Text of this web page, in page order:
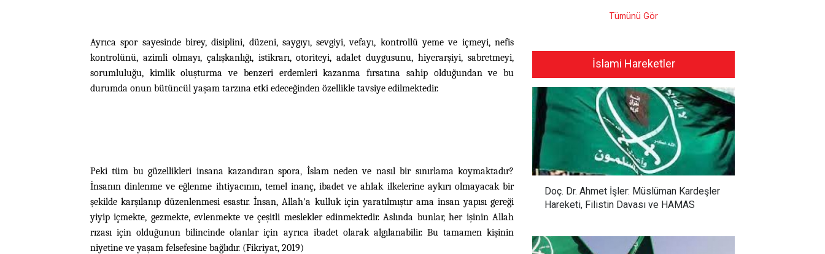
Ayrıca spor sayesinde birey, disiplini, düzeni, saygıyı, sevgiyi, vefayı, kontrollü yeme ve içmeyi, nefis
kontrolünü, azimli olmayı, çalışkanlığı, istikrarı, otoriteyi, adalet duygusunu, hiyerarşiyi, sabretmeyi,
sorumluluğu, kimlik oluşturma ve benzeri erdemleri kazanma fırsatına sahip olduğundan ve bu
durumda onun bütüncül yaşam tarzına etki edeceğinden özellikle tavsiye edilmektedir.
Peki tüm bu güzellikleri insana kazandıran spora, İslam neden ve nasıl bir sınırlama koymaktadır?
İnsanın dinlenme ve eğlenme ihtiyacının, temel inanç, ibadet ve ahlak ilkelerine aykırı olmayacak bir
şekilde karşılanıp düzenlenmesi esastır. İnsan, Allah'a kulluk için yaratılmıştır ama insan yapısı gereği
yiyip içmekte, gezmekte, evlenmekte ve çeşitli meslekler edinmektedir. Aslında bunlar, her işinin Allah
rızası için olduğunun bilincinde olanlar için ayrıca ibadet olarak algılanabilir. Bu tamamen kişinin
niyetine ve yaşam felsefesine bağlıdır. (Fikriyat, 2019)
Tümünü Gör
İslami Hareketler
Doç. Dr. Ahmet İşler: Müslüman Kardeşler
Hareketi, Filistin Davası ve HAMAS